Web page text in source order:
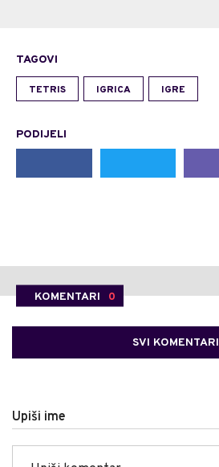
TAGOVI
TETRIS IGRICA IGRE
PODIJELI
KOMENTARI 0
SVI KOMENTARI
Upiši ime